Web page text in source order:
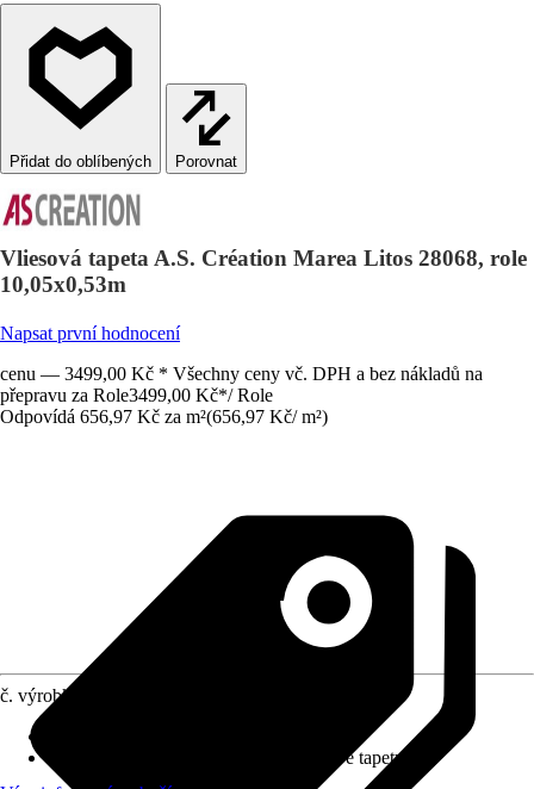
Porovnat
Vliesová tapeta A.S. Création Marea Litos 28068, role
10,05x0,53m
Napsat první hodnocení
cenu — 3499,00 Kč * Všechny ceny vč. DPH a bez nákladů na
přepravu za Role3499,00 Kč*/ Role
Odpovídá 656,97 Kč za m²(656,97 Kč/ m²)
č. výrobku
Lepidlo na vliesové tapety